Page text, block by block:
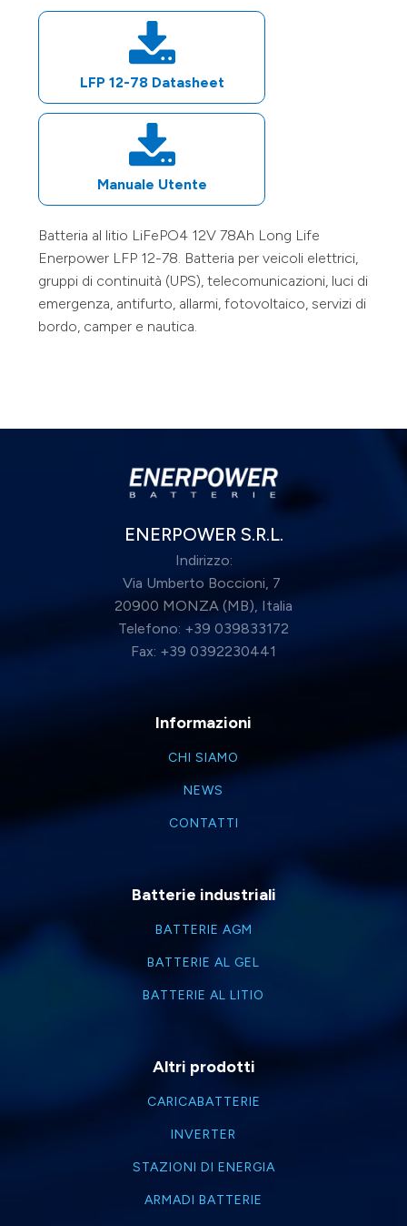
LFP 12-78Datasheet
Manuale Utente
Batteria al litio LiFePO4 12V 78Ah Long Life
Enerpower LFP 12-78. Batteria per veicoli elettrici,
gruppi di continuità (UPS), telecomunicazioni, luci di
emergenza, antifurto, allarmi, fotovoltaico, servizi di
bordo, camper e nautica.
ENERPOWER S.R.L.
Indirizzo:
Via Umberto Boccioni, 7
20900 MONZA (MB), Italia
Telefono: +39 039833172
Fax: +39 0392230441
Informazioni
CHI SIAMO
NEWS
CONTATTI
Batterie industriali
BATTERIE AGM
BATTERIE AL GEL
BATTERIE AL LITIO
Altri prodotti
CARICABATTERIE
INVERTER
STAZIONI DI ENERGIA
ARMADI BATTERIE